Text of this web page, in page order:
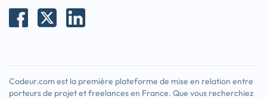
Codeur.com est la première plateforme de mise en relation entre
porteurs de projet et freelances en France. Que vous recherchiez